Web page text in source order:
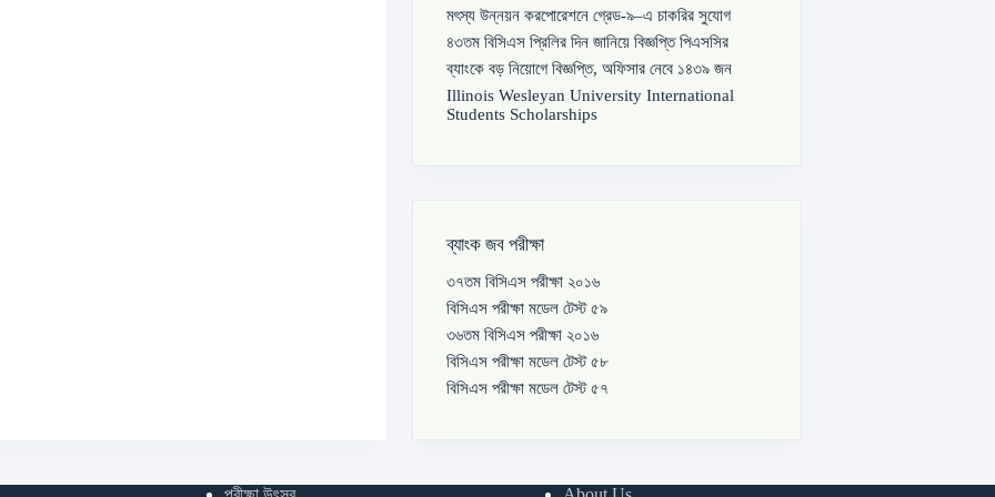
মৎস্য উন্নয়ন করপোরেশনে গ্রেড-৯–এ চাকরির সুযোগ
৪৩তম বিসিএস প্রিলির দিন জানিয়ে বিজ্ঞপ্তি পিএসসির
ব্যাংকে বড় নিয়োগে বিজ্ঞপ্তি, অফিসার নেবে ১৪৩৯ জন
Illinois Wesleyan University International
Students Scholarships
ব্যাংক জব পরীক্ষা
৩৭তম বিসিএস পরীক্ষা ২০১৬
বিসিএস পরীক্ষা মডেল টেস্ট ৫৯
৩৬তম বিসিএস পরীক্ষা ২০১৬
বিসিএস পরীক্ষা মডেল টেস্ট ৫৮
বিসিএস পরীক্ষা মডেল টেস্ট ৫৭